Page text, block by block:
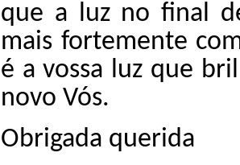
que a luz no final
mais fortemente
é a vossa luz que
novo Vós.
Obrigada querida